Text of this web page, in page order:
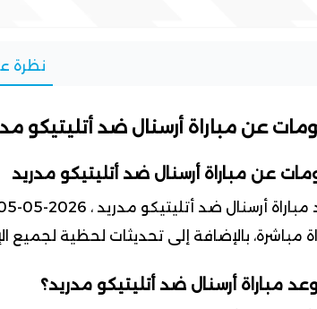
نظرة
عن مباراة أرسنال ضد أتليتيكو
عن مباراة أرسنال ضد أتليتيكو مدريد
مباشرة، بالإضافة إلى تحديثات لحظية
مباراة أرسنال ضد أتليتيكو مدريد؟